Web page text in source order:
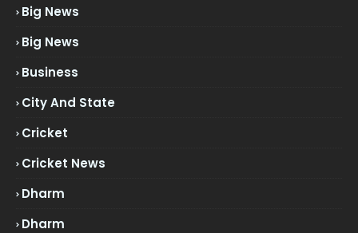
Big News
Big News
Business
City And State
Cricket
Cricket News
Dharm
Dharm